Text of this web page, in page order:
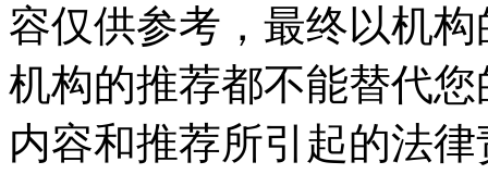
容仅供参考，最终以机
机构的推荐都不能替代
内容和推荐所引起的法